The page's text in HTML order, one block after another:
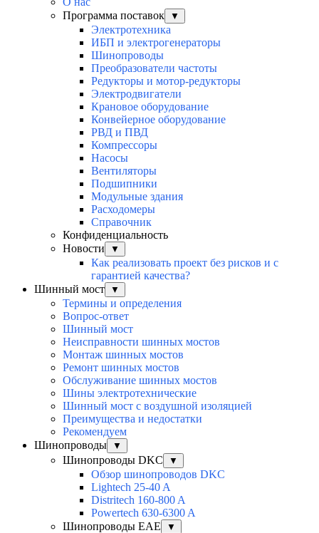
Программа поставок
▼
Электротехника
ИБП и электрогенераторы
Шинопроводы
Преобразователи частоты
Редукторы и мотор-редукторы
Электродвигатели
Крановое оборудование
Конвейерное оборудование
РВД и ПВД
Компрессоры
Насосы
Вентиляторы
Подшипники
Модульные здания
Расходомеры
Справочник
Конфиденциальность
Новости
▼
Как реализовать проект без рисков и с
гарантией качества?
Шинный мост
▼
Термины и определения
Вопрос-ответ
Шинный мост
Неисправности шинных мостов
Монтаж шинных мостов
Ремонт шинных мостов
Обслуживание шинных мостов
Шины электротехнические
Шинный мост с воздушной изоляцией
Преимущества и недостатки
Рекомендуем
Шинопроводы
▼
Шинопроводы DKC ▼
Обзор шинопроводов DKC
Lightech 25-40 A
Distritech 160-800 A
Powertech 630-6300 A
Шинопроводы EAE
▼